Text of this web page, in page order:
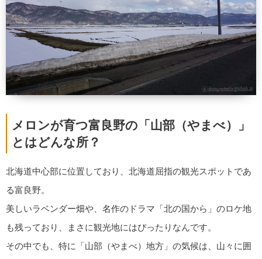
メロンが育つ富良野の「山部（やまべ）」
とはどんな所？
北海道中心部に位置しており、北海道屈指の観光スポットであ
る富良野。
美しいラベンダー畑や、名作のドラマ「北の国から」のロケ地
も残っており、まさに観光地にはぴったりなんです。
その中でも、特に「山部（やまべ）地方」の気候は、山々に囲